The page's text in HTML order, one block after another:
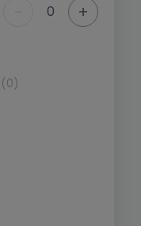
0 +